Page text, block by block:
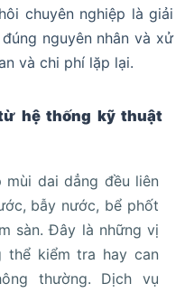
chuyên nghiệp là giải
nguyên nhân và xử
và chi phí lặp lại.
hệ thống kỹ thuật
dai dẳng đều liên
bẫy nước, bể phốt
sàn. Đây là những vị
thể kiểm tra hay can
thường. Dịch vụ